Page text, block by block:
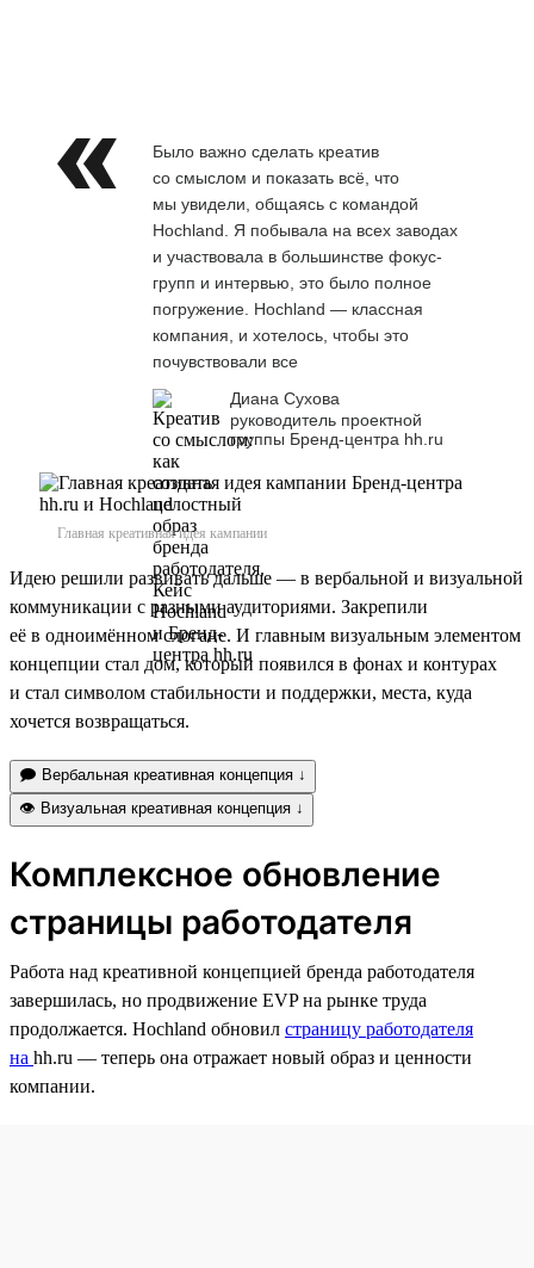
Было важно сделать креатив
со смыслом и показать всё, что
мы увидели, общаясь с командой
Hochland. Я побывала на всех заводах
и участвовала в большинстве фокус-
групп и интервью, это было полное
погружение. Hochland — классная
компания, и хотелось, чтобы это
почувствовали все
Диана Сухова
руководитель проектной
группы Бренд-центра hh.ru
Главная креативная идея кампании
Идею решили развивать дальше — в вербальной и визуальной
коммуникации с разными аудиториями. Закрепили
её в одноимённом слогане. И главным визуальным элементом
концепции стал дом, который появился в фонах и контурах
и стал символом стабильности и поддержки, места, куда
хочется возвращаться.
🗩 Вербальная креативная концепция ↓
👁 Визуальная креативная концепция ↓
Комплексное обновление
страницы работодателя
Работа над креативной концепцией бренда работодателя
завершилась, но продвижение EVP на рынке труда
продолжается. Hochland обновил страницу работодателя
на hh.ru — теперь она отражает новый образ и ценности
компании.